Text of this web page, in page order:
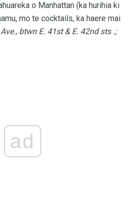
o Manhattan (ka hurihia ki
mo te cocktails, ka haere mai
btwn E. 41st & E. 42nd sts .;
ad